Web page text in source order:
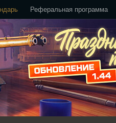
Реферальная программа